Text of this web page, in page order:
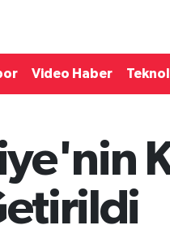
Video Haber